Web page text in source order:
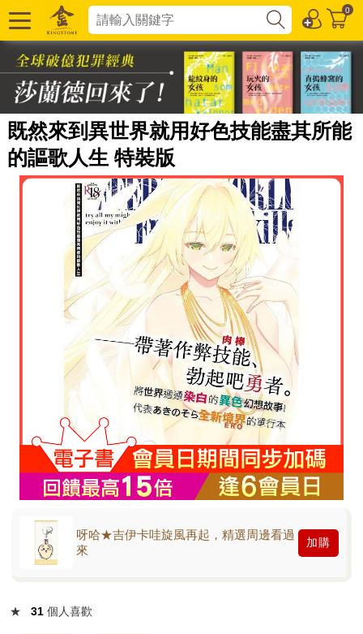
0
既然來到異世界就用好色技能盡其所能
的謳歌人生 特裝版
呀哈★吉伊卡哇旋風再起，精選周邊看過
來
加購
★ 31 個人喜歡